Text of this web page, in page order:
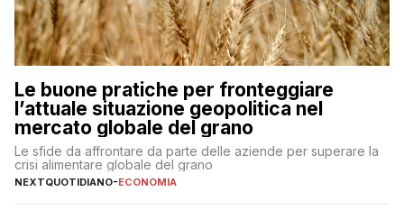
Le buone pratiche per fronteggiare
l’attuale situazione geopolitica nel
mercato globale del grano
Le sfide da affrontare da parte delle aziende per superare la
crisi alimentare globale del grano
NEXTQUOTIDIANO-ECONOMIA